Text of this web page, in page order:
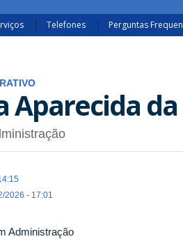
Telefones Perguntas
Aparecida
2026 - 17:01
Administração